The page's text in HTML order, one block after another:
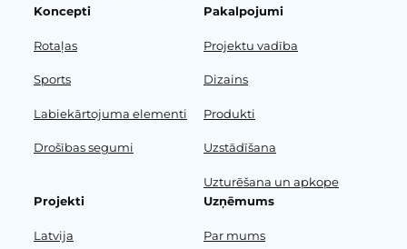
Koncepti
Rotaļas
Sports
Labiekārtojuma elementi
Drošības segumi
Pakalpojumi
Projektu vadība
Dizains
Produkti
Uzstādīšana
Uzturēšana un apkope
Projekti
Latvija
Uzņēmums
Par mums